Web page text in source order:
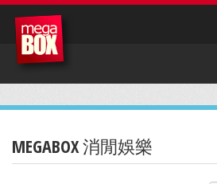
MEGABOX 消閒娛樂